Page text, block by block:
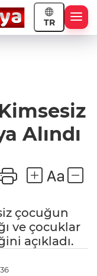
TR
Alındı
çocuğun
ve çocuklar
açıkladı.